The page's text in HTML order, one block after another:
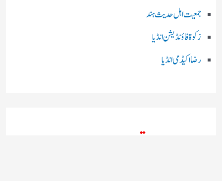
جمعیت اہل حدیث ہند
زکوۃ فاؤنڈیشن انڈیا
رضا اکیڈمی انڈیا